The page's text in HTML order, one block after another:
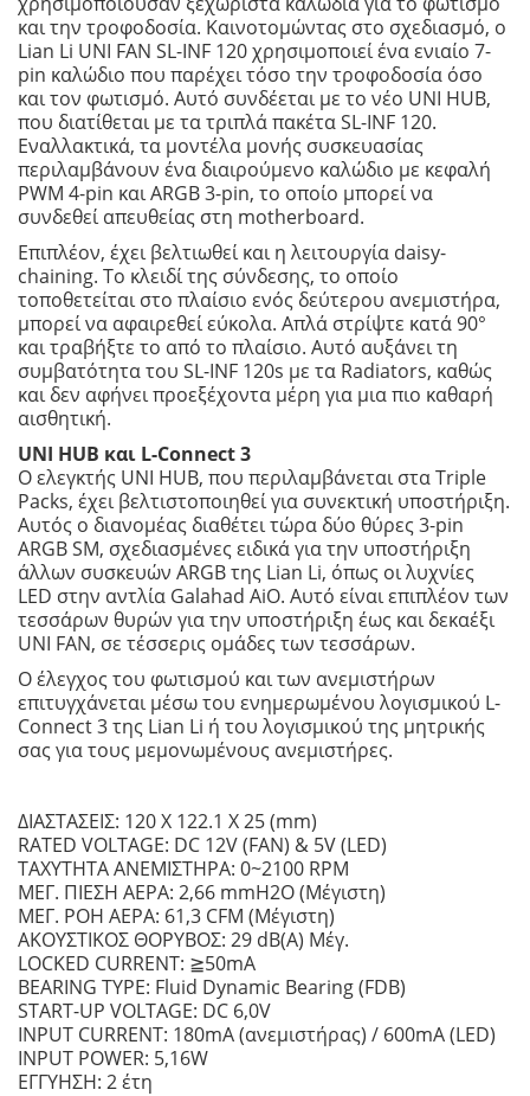
και την τροφοδοσία. Καινοτομώντας στο σχεδιασμό, ο
Lian Li UNI FAN SL-INF 120 χρησιμοποιεί ένα ενιαίο 7-
pin καλώδιο που παρέχει τόσο την τροφοδοσία όσο
και τον φωτισμό. Αυτό συνδέεται με το νέο UNI HUB,
που διατίθεται με τα τριπλά πακέτα SL-INF 120.
Εναλλακτικά, τα μοντέλα μονής συσκευασίας
περιλαμβάνουν ένα διαιρούμενο καλώδιο με κεφαλή
PWM 4-pin και ARGB 3-pin, το οποίο μπορεί να
συνδεθεί απευθείας στη motherboard.
Επιπλέον, έχει βελτιωθεί και η λειτουργία daisy-
chaining. Το κλειδί της σύνδεσης, το οποίο
τοποθετείται στο πλαίσιο ενός δεύτερου ανεμιστήρα,
μπορεί να αφαιρεθεί εύκολα. Απλά στρίψτε κατά 90°
και τραβήξτε το από το πλαίσιο. Αυτό αυξάνει τη
συμβατότητα του SL-INF 120s με τα Radiators, καθώς
και δεν αφήνει προεξέχοντα μέρη για μια πιο καθαρή
αισθητική.
UNI HUB και L-Connect 3
Ο ελεγκτής UNI HUB, που περιλαμβάνεται στα Triple
Packs, έχει βελτιστοποιηθεί για συνεκτική υποστήριξη.
Αυτός ο διανομέας διαθέτει τώρα δύο θύρες 3-pin
ARGB SM, σχεδιασμένες ειδικά για την υποστήριξη
άλλων συσκευών ARGB της Lian Li, όπως οι λυχνίες
LED στην αντλία Galahad AiO. Αυτό είναι επιπλέον των
τεσσάρων θυρών για την υποστήριξη έως και δεκαέξι
UNI FAN, σε τέσσερις ομάδες των τεσσάρων.
Ο έλεγχος του φωτισμού και των ανεμιστήρων
επιτυγχάνεται μέσω του ενημερωμένου λογισμικού L-
Connect 3 της Lian Li ή του λογισμικού της μητρικής
σας για τους μεμονωμένους ανεμιστήρες.
ΔΙΑΣΤΑΣΕΙΣ: 120 X 122.1 X 25 (mm)
RATED VOLTAGE: DC 12V (FAN) & 5V (LED)
ΤΑΧΥΤΗΤΑ ΑΝΕΜΙΣΤΗΡΑ: 0~2100 RPM
ΜΕΓ. ΠΙΕΣΗ ΑΕΡΑ: 2,66 mmH2O (Μέγιστη)
ΜΕΓ. ΡΟΗ ΑΕΡΑ: 61,3 CFM (Μέγιστη)
ΑΚΟΥΣΤΙΚΟΣ ΘΟΡΥΒΟΣ: 29 dB(A) Μέγ.
LOCKED CURRENT: ≧50mA
BEARING TYPE: Fluid Dynamic Bearing (FDB)
START-UP VOLTAGE: DC 6,0V
INPUT CURRENT: 180mA (ανεμιστήρας) / 600mA (LED)
INPUT POWER: 5,16W
ΕΓΓΥΗΣΗ: 2 έτη